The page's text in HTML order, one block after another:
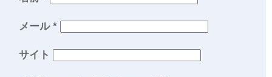
メール *
サイト